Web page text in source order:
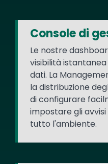
Console di
Le nostre
visibilità
dati. La
la distribuzione
di configurare
impostare gli
tutto l'ambiente.